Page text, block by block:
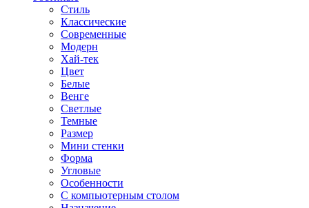
Стиль
Классические
Современные
Модерн
Хай-тек
Цвет
Белые
Венге
Светлые
Темные
Размер
Мини стенки
Форма
Угловые
Особенности
С компьютерным столом